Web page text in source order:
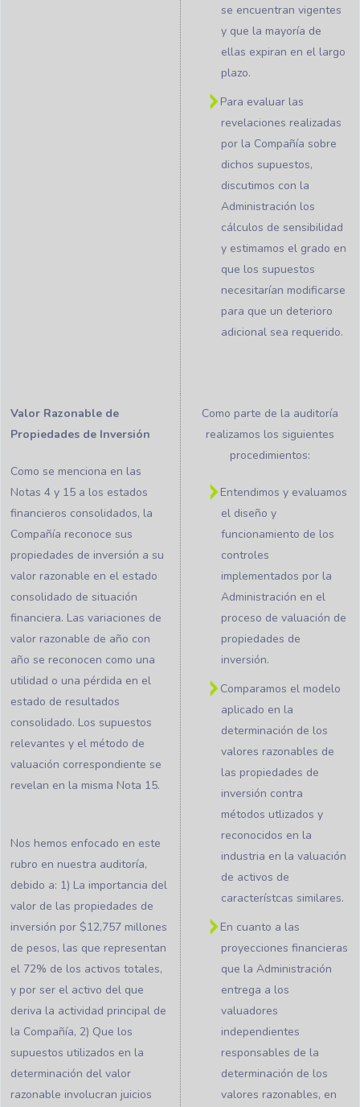
se encuentran vigentes
y que la mayoría de
ellas expiran en el largo
plazo.
Para evaluar las
revelaciones realizadas
por la Compañía sobre
dichos supuestos,
discutimos con la
Administración los
cálculos de sensibilidad
y estimamos el grado en
que los supuestos
necesitarían modificarse
para que un deterioro
adicional sea requerido.
Valor Razonable de
Propiedades de Inversión
Como se menciona en las
Notas 4 y 15 a los estados
financieros consolidados, la
Compañía reconoce sus
propiedades de inversión a su
valor razonable en el estado
consolidado de situación
financiera. Las variaciones de
valor razonable de año con
año se reconocen como una
utilidad o una pérdida en el
estado de resultados
consolidado. Los supuestos
relevantes y el método de
valuación correspondiente se
revelan en la misma Nota 15.
Nos hemos enfocado en este
rubro en nuestra auditoría,
debido a: 1) La importancia del
valor de las propiedades de
inversión por $12,757 millones
de pesos, las que representan
el 72% de los activos totales,
y por ser el activo del que
deriva la actividad principal de
la Compañía, 2) Que los
supuestos utilizados en la
determinación del valor
razonable involucran juicios
Como parte de la auditoría
realizamos los siguientes
procedimientos:
Entendimos y evaluamos
el diseño y
funcionamiento de los
controles
implementados por la
Administración en el
proceso de valuación de
propiedades de
inversión.
Comparamos el modelo
aplicado en la
determinación de los
valores razonables de
las propiedades de
inversión contra
métodos utlizados y
reconocidos en la
industria en la valuación
de activos de
característcas similares.
En cuanto a las
proyecciones financieras
que la Administración
entrega a los
valuadores
independientes
responsables de la
determinación de los
valores razonables, en